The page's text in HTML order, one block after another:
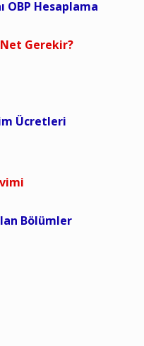
OBP Hesaplama
Gerekir?
Ücretleri
Bölümler